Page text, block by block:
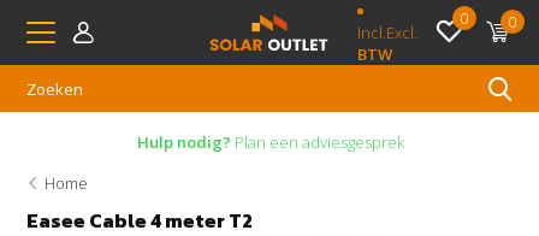
Incl.Excl.
BTW
0 0
Hulp nodig? Plan een adviesgesprek
Home
Easee Cable 4 meter T2